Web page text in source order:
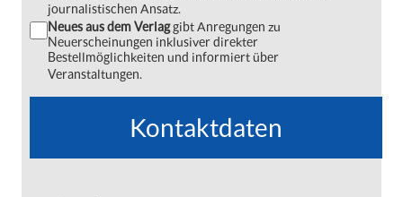
journalistischen Ansatz.
Neues aus dem Verlaggibt Anregungen zu
Neuerscheinungen inklusiver direkter
Bestellmöglichkeiten und informiert über
Veranstaltungen.
Kontaktdaten